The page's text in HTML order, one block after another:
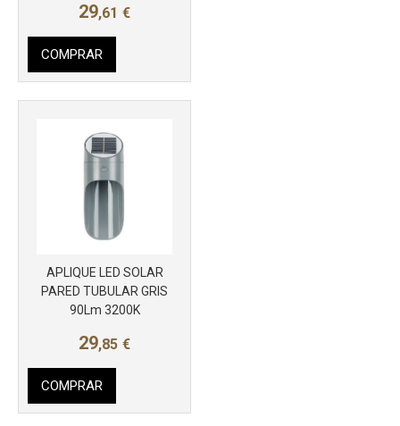
29,61 €
COMPRAR
APLIQUE LED SOLAR
PARED TUBULAR GRIS
90Lm 3200K
29,85 €
COMPRAR
Más info